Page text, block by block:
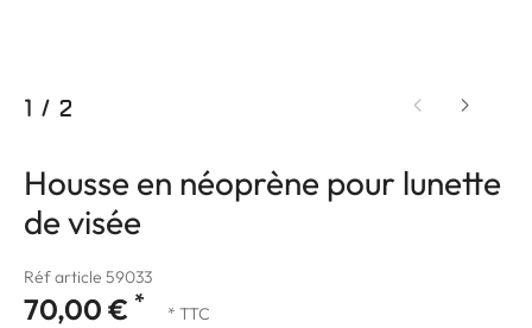
1 / 2
Housse en néoprène pour lunette
de visée
Réf article 59033
70,00 € * * TTC